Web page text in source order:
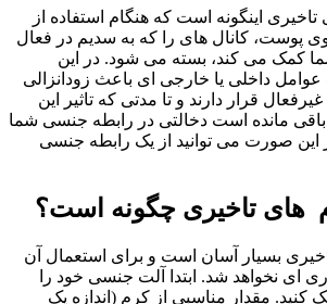
اینگونه است که هنگام استفاده از
پوست، کانال های را که به سدیم در فعال
کمک می کند، بسته می شود. در این
داخلی یا خارجی ای باعث زودانزالی
قرار دارند و تا مدتی که تاثیر این
مانده است دخالتی در رابطه جنسی شما
صورت می توانید از یک رابطه جنسی
های تاخیری چگونه است؟
بسیار آسان است و برای استعمال آن
ای نخواهد شد. ابتدا آلت جنسی خود را
کنید. مقدار مناسبی از کرم (اندازه یک